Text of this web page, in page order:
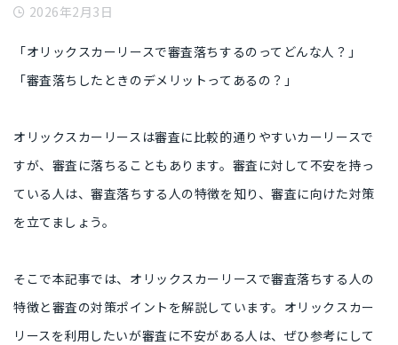
2026年2月3日
「オリックスカーリースで審査落ちするのってどんな人？」
「審査落ちしたときのデメリットってあるの？」
オリックスカーリースは審査に比較的通りやすいカーリースで
すが、審査に落ちることもあります。審査に対して不安を持っ
ている人は、審査落ちする人の特徴を知り、審査に向けた対策
を立てましょう。
そこで本記事では、オリックスカーリースで審査落ちする人の
特徴と審査の対策ポイントを解説しています。オリックスカー
リースを利用したいが審査に不安がある人は、ぜひ参考にして